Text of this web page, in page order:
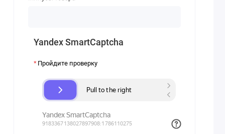
Yandex SmartCaptcha
Пройдите проверку